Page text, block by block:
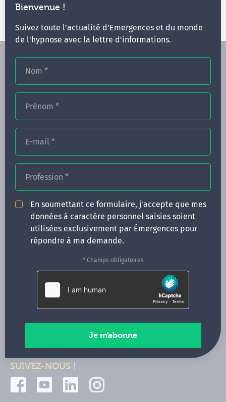
Bienvenue !
Suivez toute l'actualité d'Emergences et du monde
de l'hypnose avec la lettre d'informations.
Nom *
Prénom *
E-mail *
Profession *
En soumettant ce formulaire, j'accepte que mes
données à caractère personnel saisies soient
utilisées exclusivement par Émergences pour
répondre à ma demande.
* Champs obligatoires
CONGRÈS
ACTUALITÉS
INFOS PRATIQUES
Qui sommes-nous ?
CONTACT
35000 Rennes
02 99 05 25 47
Contactez-nous
Paiements sécurisés
SUIVEZ-NOUS !